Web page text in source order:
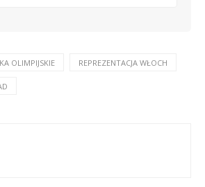
OLIMPIJSKIE REPREZENTACJA WŁOCH